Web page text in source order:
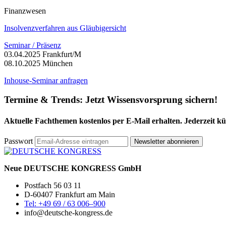
Finanzwesen
Insolvenzverfahren aus Gläubigersicht
Seminar / Präsenz
03.04.2025 Frankfurt/M
08.10.2025 München
Inhouse-Seminar anfragen
Termine & Trends: Jetzt Wissensvorsprung sichern!
Aktuelle Fachthemen kostenlos per E-Mail erhalten. Jederzeit
Passwort Newsletter abonnieren
Neue DEUTSCHE KONGRESS GmbH
Postfach 56 03 11
D-60407 Frankfurt am Main
Tel: +49 69 / 63 006–900
info@deutsche-kongress.de